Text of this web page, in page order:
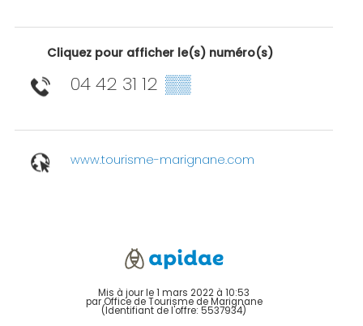
Cliquez pour afficher le(s) numéro(s)
04 42 31 12 ▒▒
www.tourisme-marignane.com
Mis à jour le 1 mars 2022 à 10:53
par Office de Tourisme de Marignane
(Identifiant de l'offre: 5537934)